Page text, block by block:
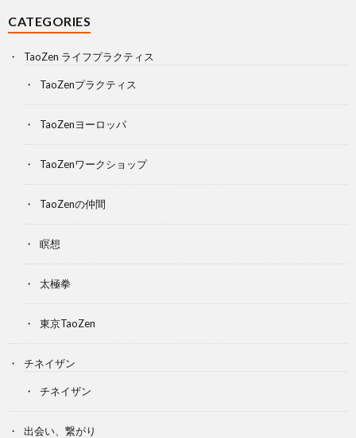
CATEGORIES
TaoZen ライフプラクティス
TaoZenプラクティス
TaoZenヨーロッパ
TaoZenワークショップ
TaoZenの仲間
瞑想
太極拳
東京TaoZen
チネイザン
チネイザン
出会い、繋がり